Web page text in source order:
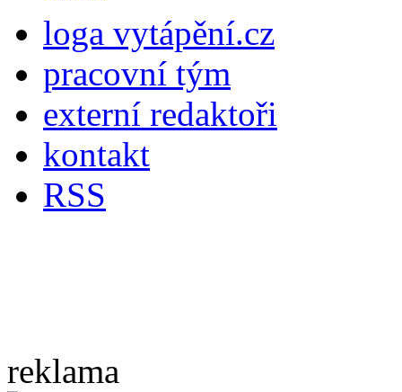
loga vytápění.cz
pracovní tým
externí redaktoři
kontakt
RSS
reklama